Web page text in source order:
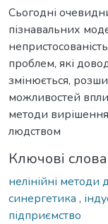
Сьогодні
пізнавальних
проблем, які
змінюється,
можливостей
методи
людством
Ключові слова
нелінійні методи
синергетика ,
підприємство